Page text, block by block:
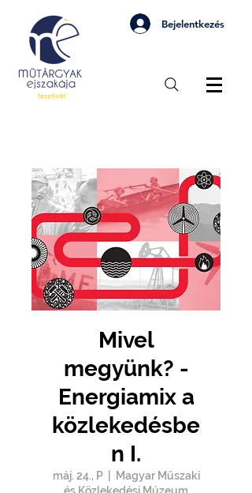
Bejelentkezés
Mivel
megyünk? -
Energiamix a
közlekedésbe
n I.
máj. 24., P
  |
Magyar Műszaki